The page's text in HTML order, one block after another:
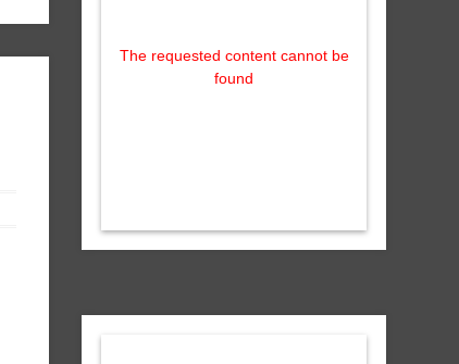
The requested content cannot be
found